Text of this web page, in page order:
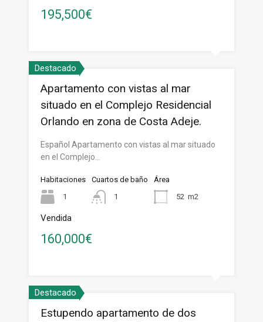
195,500€
Destacado
Apartamento con vistas al mar
situado en el Complejo Residencial
Orlando en zona de Costa Adeje.
Español Apartamento con vistas al mar situado
en el Complejo…
Habitaciones
1
Cuartos de baño
1
Área
52 m2
Vendida
160,000€
Destacado
Estupendo apartamento de dos